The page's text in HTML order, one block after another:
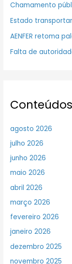
Chamamento
Estado
AENFER retoma
Falta de
agosto 2026
julho 2026
junho 2026
maio 2026
abril 2026
março 2026
fevereiro 2026
janeiro 2026
dezembro 2025
novembro 2025